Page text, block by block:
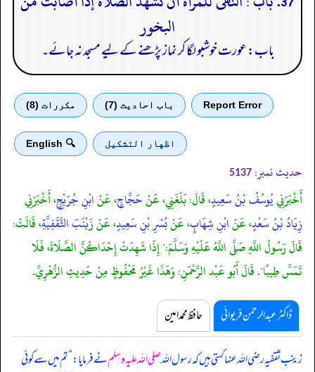
البخور
باب: عورت خوشبو لگا کر نماز پڑھنے کے لیے مسجد نہ جائے۔
Report Error باب احادیث (7) مكررات (8)
اظهار التشكيل 🔍 English
حدیث نمبر: 5137
أَخْبَرَنِييُوسُفُ بْنُ سَعِيدٍ، قَالَ: بَلَغَنِي، عَنْحَجَّاجٍ، عَنْابْنِ جُرَيْجٍ، أَخْبَرَنِي
زِيَادُ بْنُ سَعْدٍ، عَنْابْنِ شِهَابٍ، عَنْبُسْرِ بْنِ سَعِيدٍ، عَنْزَيْنَبَ الثَّقَفِيَّةِ، قَالَتْ:
قَالَ رَسُولُ اللَّهِ صَلَّى اللَّهُ عَلَيْهِ وَسَلَّمَ:" إِذَا شَهِدَتْ إِحْدَاكُنَّ الصَّلَاةَ، فَلَا
تَمَسَّ طِيبًا". قَالَ أَبُو عَبْد الرَّحْمَنِ: وَهَذَا غَيْرُ مَحْفُوظٍ مِنْ حَدِيثِ الزُّهْرِيِّ.
ڈاکٹر عبدالرحمٰن فریوائی حافظ محمد امین
زینب ثقفیہ رضی اللہ عنہا کہتی ہیں کہرسول اللہصلی اللہ علیہ وسلمنے فرمایا:”تم میں سے کوئی